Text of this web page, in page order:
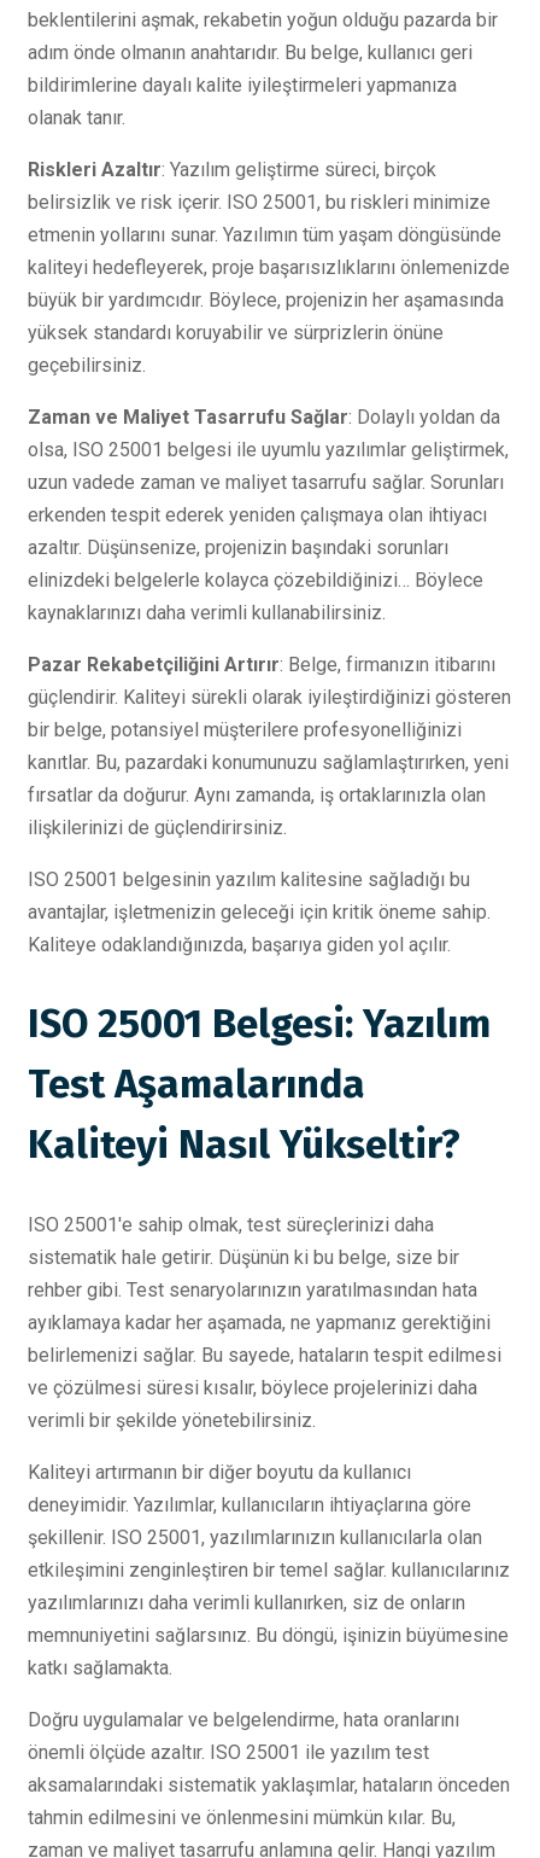
beklentilerini aşmak, rekabetin yoğun olduğu pazarda bir
adım önde olmanın anahtarıdır. Bu belge, kullanıcı geri
bildirimlerine dayalı kalite iyileştirmeleri yapmanıza
olanak tanır.
Riskleri Azaltır: Yazılım geliştirme süreci, birçok
belirsizlik ve risk içerir. ISO 25001, bu riskleri minimize
etmenin yollarını sunar. Yazılımın tüm yaşam döngüsünde
kaliteyi hedefleyerek, proje başarısızlıklarını önlemenizde
büyük bir yardımcıdır. Böylece, projenizin her aşamasında
yüksek standardı koruyabilir ve sürprizlerin önüne
geçebilirsiniz.
Zaman ve Maliyet Tasarrufu Sağlar: Dolaylı yoldan da
olsa, ISO 25001 belgesi ile uyumlu yazılımlar geliştirmek,
uzun vadede zaman ve maliyet tasarrufu sağlar. Sorunları
erkenden tespit ederek yeniden çalışmaya olan ihtiyacı
azaltır. Düşünsenize, projenizin başındaki sorunları
elinizdeki belgelerle kolayca çözebildiğinizi… Böylece
kaynaklarınızı daha verimli kullanabilirsiniz.
Pazar Rekabetçiliğini Artırır: Belge, firmanızın itibarını
güçlendirir. Kaliteyi sürekli olarak iyileştirdiğinizi gösteren
bir belge, potansiyel müşterilere profesyonelliğinizi
kanıtlar. Bu, pazardaki konumunuzu sağlamlaştırırken, yeni
fırsatlar da doğurur. Aynı zamanda, iş ortaklarınızla olan
ilişkilerinizi de güçlendirirsiniz.
ISO 25001 belgesinin yazılım kalitesine sağladığı bu
avantajlar, işletmenizin geleceği için kritik öneme sahip.
Kaliteye odaklandığınızda, başarıya giden yol açılır.
ISO 25001 Belgesi: Yazılım
Test Aşamalarında
Kaliteyi Nasıl Yükseltir?
ISO 25001'e sahip olmak, test süreçlerinizi daha
sistematik hale getirir. Düşünün ki bu belge, size bir
rehber gibi. Test senaryolarınızın yaratılmasından hata
ayıklamaya kadar her aşamada, ne yapmanız gerektiğini
belirlemenizi sağlar. Bu sayede, hataların tespit edilmesi
ve çözülmesi süresi kısalır, böylece projelerinizi daha
verimli bir şekilde yönetebilirsiniz.
Kaliteyi artırmanın bir diğer boyutu da kullanıcı
deneyimidir. Yazılımlar, kullanıcıların ihtiyaçlarına göre
şekillenir. ISO 25001, yazılımlarınızın kullanıcılarla olan
etkileşimini zenginleştiren bir temel sağlar. kullanıcılarınız
yazılımlarınızı daha verimli kullanırken, siz de onların
memnuniyetini sağlarsınız. Bu döngü, işinizin büyümesine
katkı sağlamakta.
Doğru uygulamalar ve belgelendirme, hata oranlarını
önemli ölçüde azaltır. ISO 25001 ile yazılım test
aksamalarındaki sistematik yaklaşımlar, hataların önceden
tahmin edilmesini ve önlenmesini mümkün kılar. Bu,
zaman ve maliyet tasarrufu anlamına gelir. Hangi yazılım